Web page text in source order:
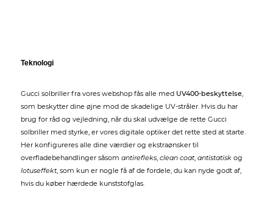
Teknologi
Gucci solbriller fra vores webshop fås alle med UV400-beskyttelse,
som beskytter dine øjne mod de skadelige UV-stråler. Hvis du har
brug for råd og vejledning, når du skal udvælge de rette Gucci
solbriller med styrke, er vores digitale optiker det rette sted at starte.
Her konfigureres alle dine værdier og ekstraønsker til
overfladebehandlinger såsom antirefleks, clean coat, antistatisk og
lotuseffekt, som kun er nogle få af de fordele, du kan nyde godt af,
hvis du køber hærdede kunststofglas.